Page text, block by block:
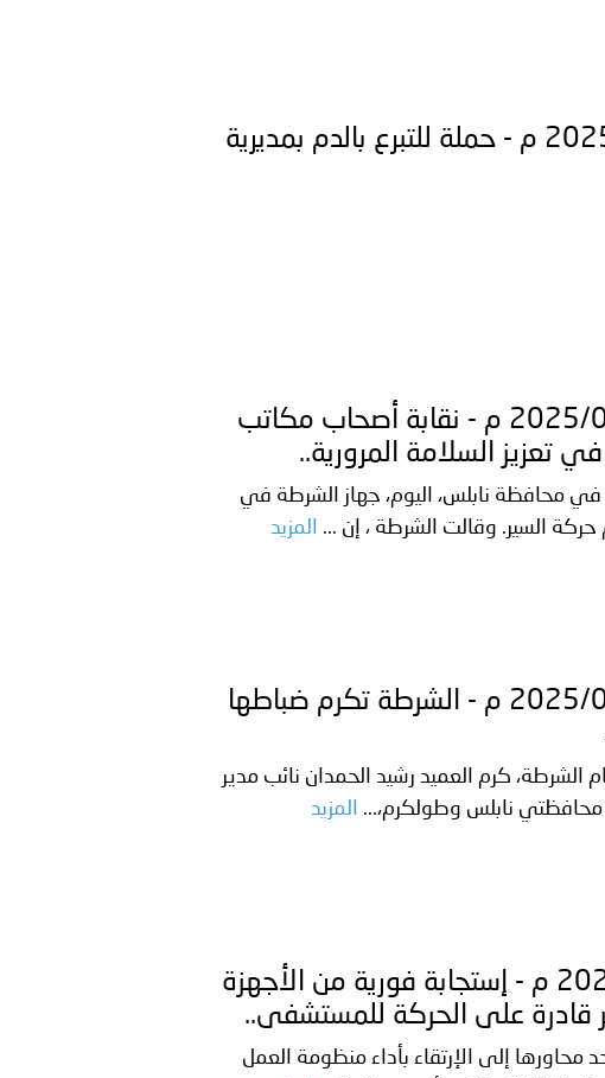
لشؤون الأمن العام..
على الأعيان المدنية في مدينة نـجران
مـصـر ـ 1446/12/04هــ الموافق 2025/05/31 م - حملة للتبرع بالدم بمديرية
فلسطين ـ 1446/12/01هــ الموافق 2025/05/28 م - نقابة أصحاب مكاتب
تعزيز السلامة المرورية..
في محافظة نابلس، اليوم، جهاز الشرطة في
حركة السير. وقالت الشرطة ، إن ...
المزيد
فلسطين ـ 1446/11/13هــ الموافق 2025/05/11 م - الشرطة تكرم ضباطها
الشرطة، كرم العميد رشيد الحمدان نائب مدير
محافظتي نابلس وطولكرم،...
المزيد
مصر ـ 1446/11/06هــ الموافق 2025/05/04 م - ‏إستجابة فورية من الأجهزة
قادرة على الحركة للمستشفى..
محاورها إلى الإرتقاء بأداء منظومة العمل